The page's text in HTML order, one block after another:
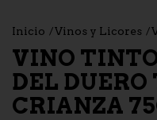
Inicio Vinos y Licores
VINO
DEL DUERO
CRIANZA